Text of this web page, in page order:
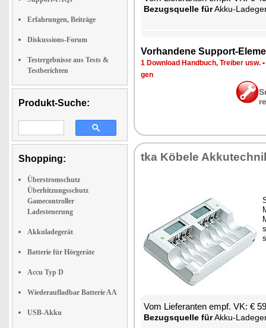
Erfahrungen, Beiträge
Diskussions-Forum
Testergebnisse aus Tests &
Testberichten
Produkt-Suche:
Shopping:
Überstromschutz
Überhitzungsschutz
Gamecontroller
Ladesteuerung
Akkuladegerät
Batterie für Hörgeräte
Accu Typ D
Wiederaufladbar Batterie AA
USB-Akku
Be­zugs­quel­le fürAk­ku-
Vor­han­de­ne Sup­port-
1 Down­load Hand­buch, Trei­ber usw. •
gen
tka Kö­be­le
Vom Lie­fe­ran­ten empf. VK: €
Be­zugs­quel­le fürAk­ku-